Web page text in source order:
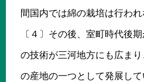
間国内では綿の栽培は行われ
〔４〕その後、室町時代後
の技術が三河地方にも広ま
の産地の一つとして発展して